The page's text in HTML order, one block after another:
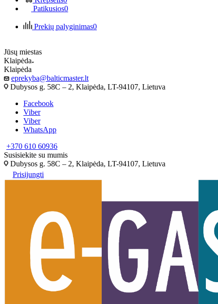
Patikusios0
Prekių palyginimas0
Jūsų miestas
Klaipėda
Klaipėda
eprekyba@balticmaster.lt
Dubysos g. 58C – 2, Klaipėda, LT-94107, Lietuva
Facebook
Viber
Viber
WhatsApp
+370 610 60936
Susisiekite su mumis
Dubysos g. 58C – 2, Klaipėda, LT-94107, Lietuva
Prisijungti